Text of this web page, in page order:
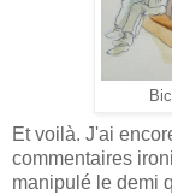
Et voilà. J'ai
commentaires
manipulé le demi